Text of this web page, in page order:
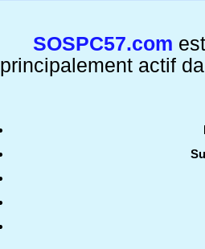
SOSPC57.com
principalement actif